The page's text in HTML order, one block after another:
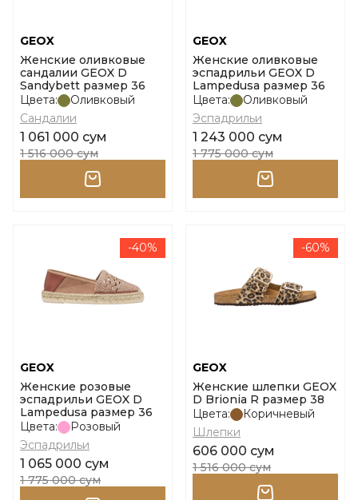
GEOX
Женские оливковые
сандалии GEOX D
Sandybett размер 36
Цвета:
Оливковый
Сандалии
1 061 000 сум
1 516 000 сум
GEOX
Женские оливковые
эспадрильи GEOX D
Lampedusa размер 36
Цвета:
Оливковый
Эспадрильи
1 243 000 сум
1 775 000 сум
-40%
GEOX
Женские розовые
эспадрильи GEOX D
Lampedusa размер 36
Цвета:
Розовый
Эспадрильи
1 065 000 сум
1 775 000 сум
-60%
GEOX
Женские шлепки GEOX
D Brionia R размер 38
Цвета:
Коричневый
Шлепки
606 000 сум
1 516 000 сум